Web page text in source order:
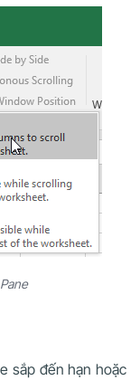
sắp đến hạn hoặc